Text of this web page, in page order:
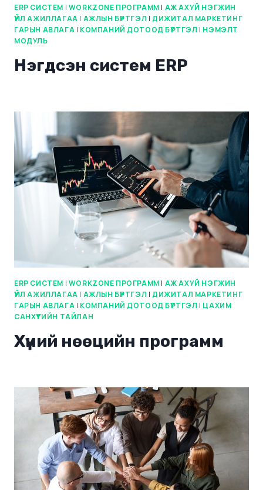
ERP СИСТЕМ | WORKZONE ПРОГРАММ | АЖ АХУЙ НЭГЖИН
ҮЙЛ АЖИЛЛАГАА | АЖЛЫН БҮРТГЭЛ | ДИЖИТАЛ МАРКЕТИНГ
ГАРЫН АВЛАГА | КОМПАНИЙ ДОТООД БҮРТГЭЛ | НЭМЭЛТ
МОДУЛЬ
Нэгдсэн систем ERP
ERP СИСТЕМ | WORKZONE ПРОГРАММ | АЖ АХУЙ НЭГЖИН
ҮЙЛ АЖИЛЛАГАА | АЖЛЫН БҮРТГЭЛ | ДИЖИТАЛ МАРКЕТИНГ
ГАРЫН АВЛАГА | КОМПАНИЙ ДОТООД БҮРТГЭЛ | ЦАХИМ
САНХҮҮГИЙН ТАЙЛАН
Хүний нөөцийн программ